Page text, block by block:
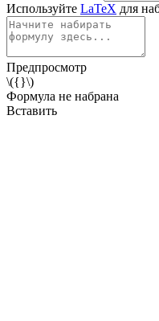
Используйте LaTeX для
Предпросмотр
\({}\)
Формула не набрана
Вставить